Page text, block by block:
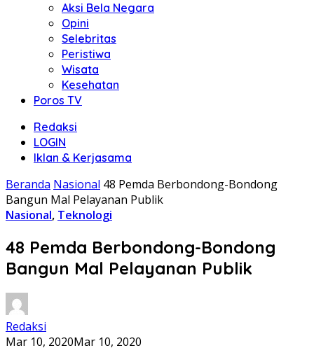
Aksi Bela Negara
Opini
Selebritas
Peristiwa
Wisata
Kesehatan
Poros TV
Redaksi
LOGIN
Iklan & Kerjasama
Beranda Nasional 48 Pemda Berbondong-Bondong
Bangun Mal Pelayanan Publik
Nasional, Teknologi
48 Pemda Berbondong-Bondong
Bangun Mal Pelayanan Publik
Redaksi
Mar 10, 2020Mar 10, 2020